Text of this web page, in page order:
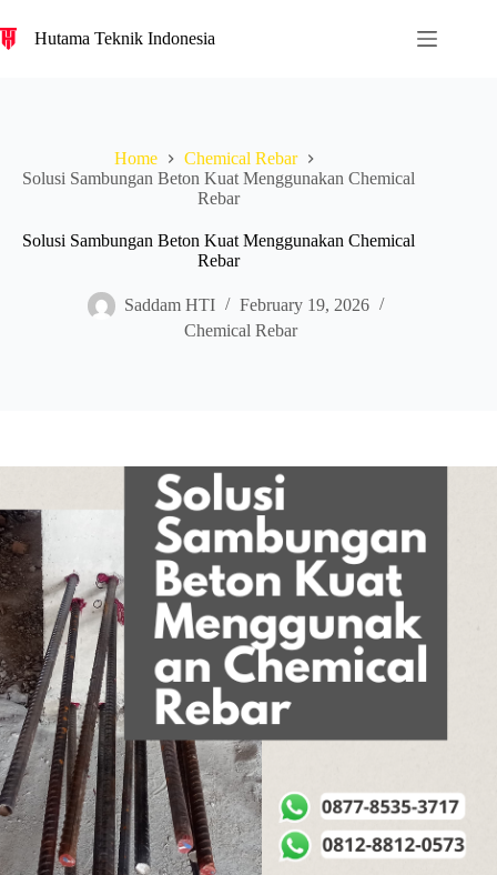
n
n
Hutama Teknik Indonesia
Home
Chemical Rebar
Solusi Sambungan Beton Kuat Menggunakan Chemical
Rebar
Solusi Sambungan Beton Kuat Menggunakan Chemical
Rebar
Saddam HTI
February 19, 2026
Chemical Rebar